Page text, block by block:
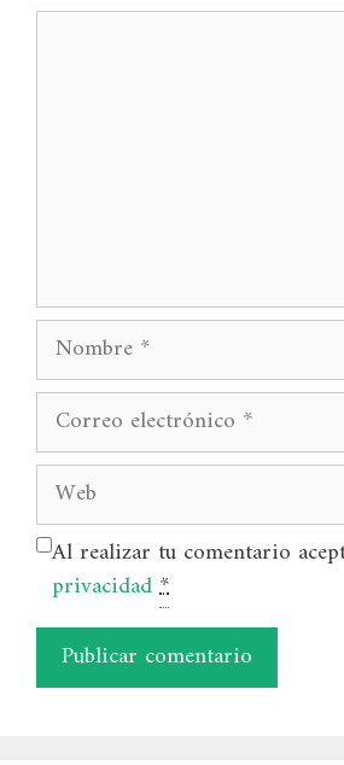
Nombre
Correo
electrónico
Web
Al realizar tu comentario
privacidad*